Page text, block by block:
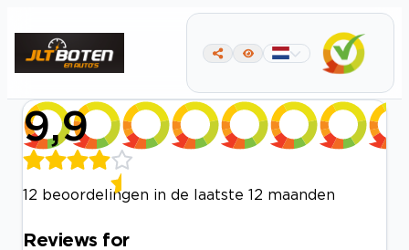
9,9
12 beoordelingen in de laatste 12 maanden
Reviews for